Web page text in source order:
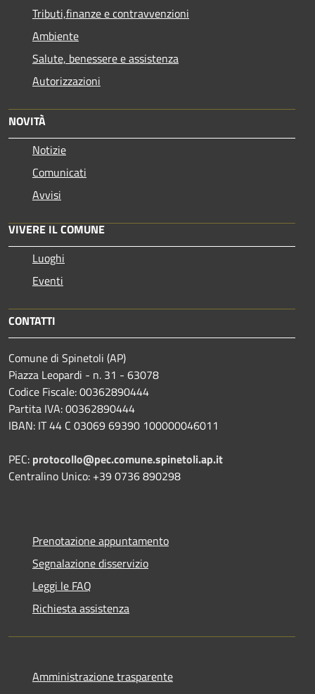
Tributi,finanze e contravvenzioni
Ambiente
Salute, benessere e assistenza
Autorizzazioni
NOVITÀ
Notizie
Comunicati
Avvisi
VIVERE IL COMUNE
Luoghi
Eventi
CONTATTI
Comune di Spinetoli (AP)
Piazza Leopardi - n. 31 - 63078
Codice Fiscale: 00362890444
Partita IVA: 00362890444
IBAN: IT 44 C 03069 69390 100000046011
PEC: protocollo@pec.comune.spinetoli.ap.it
Centralino Unico: +39 0736 890298
Prenotazione appuntamento
Segnalazione disservizio
Leggi le FAQ
Richiesta assistenza
Amministrazione trasparente